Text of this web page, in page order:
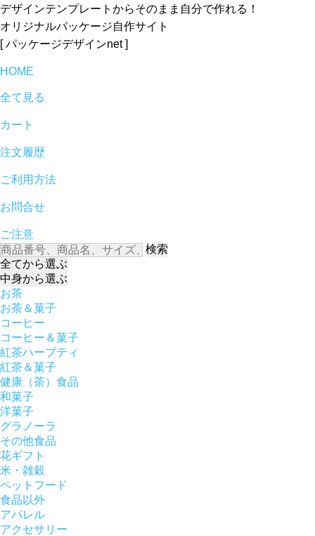
デザインテンプレートからそのまま自分で作れる！
オリジナルパッケージ自作サイト
[ パッケージデザインnet ]
HOME
全て見る
カート
注文履歴
ご利用方法
お問合せ
ご注意
検索
全てから選ぶ
中身から選ぶ
お茶
お茶＆菓子
コーヒー
コーヒー＆菓子
紅茶ハーブティ
紅茶＆菓子
健康（茶）食品
和菓子
洋菓子
グラノーラ
その他食品
花ギフト
米・雑穀
ペットフード
食品以外
アパレル
アクセサリー